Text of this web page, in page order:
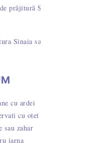
de busuioc și caju -
Sinaia sau Dunăreana cu